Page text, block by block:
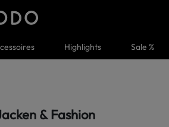
Highlights Sale %
& Fashion